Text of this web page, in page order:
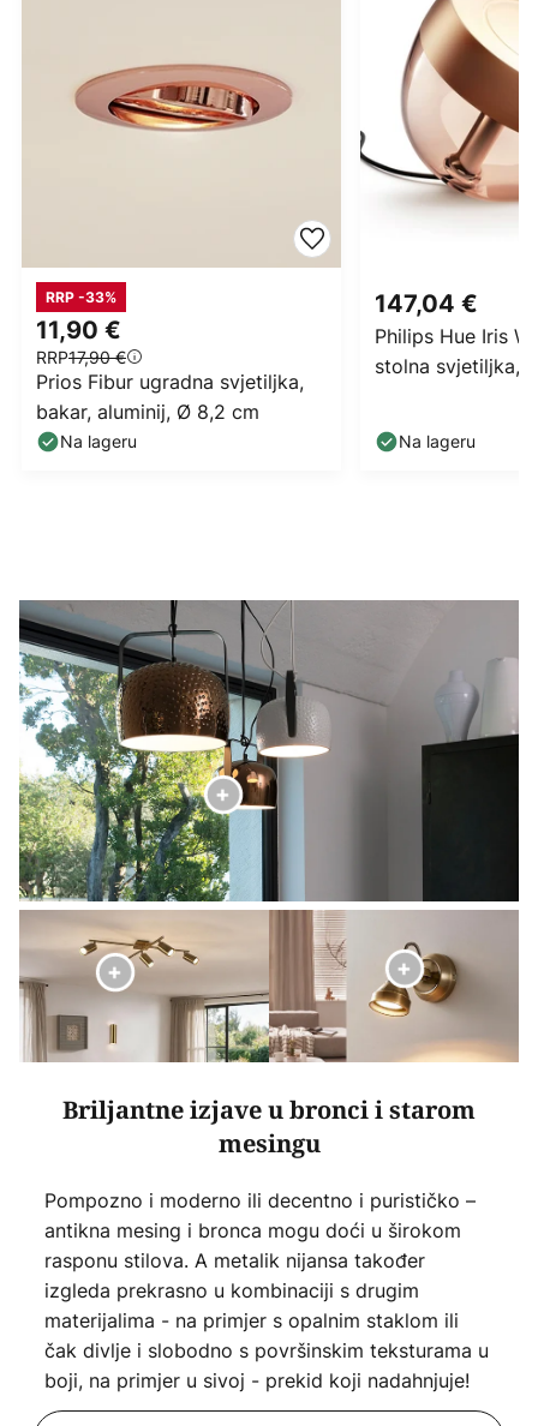
11,90 €
RRP17,90 €
RRP -33%
Prios Fibur ugradna svjetiljka,
bakar, aluminij, Ø 8,2 cm
Na lageru
147,04 €
Philips Hue Iris
stolna svjetiljka,
Na lageru
Briljantne izjave u bronci i starom
mesingu
Pompozno i moderno ili decentno i purističko –
antikna mesing i bronca mogu doći u širokom
rasponu stilova. A metalik nijansa također
izgleda prekrasno u kombinaciji s drugim
materijalima - na primjer s opalnim staklom ili
čak divlje i slobodno s površinskim teksturama u
boji, na primjer u sivoj - prekid koji nadahnjuje!